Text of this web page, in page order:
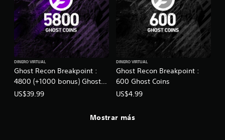
Ghost Recon Breakpoint :
4800 (+1000 bonus) Ghost
Coins
DINERO VIRTUAL
US$39.99
Ghost Recon Breakpoint :
600 Ghost Coins
DINERO VIRTUAL
US$4.99
Mostrar más